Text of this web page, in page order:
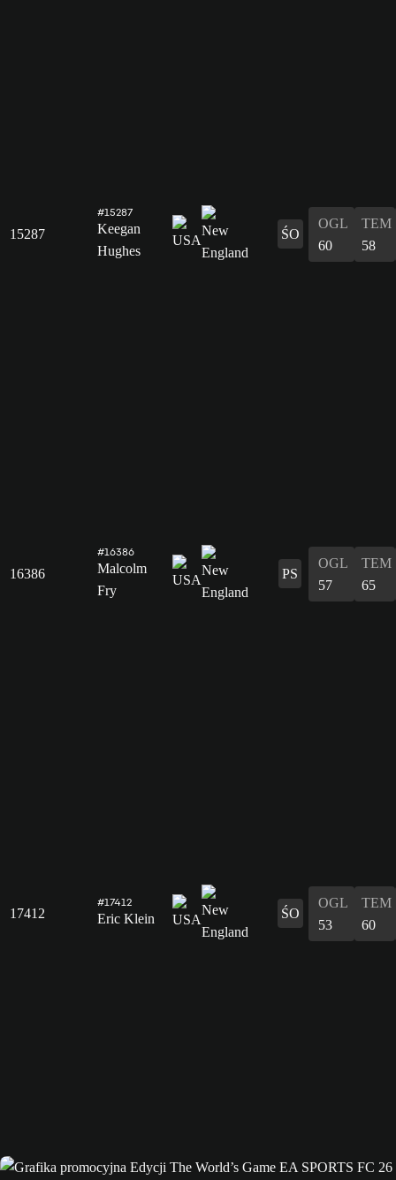
15287
#15287
Keegan
Hughes
ŚO
OGL
60
TEM
58
16386
#16386
Malcolm
Fry
PS
OGL
57
TEM
65
17412
#17412
Eric Klein ŚO
OGL
53
TEM
60